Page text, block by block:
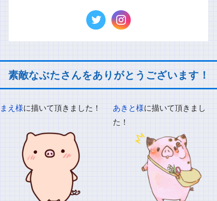
素敵なぶたさんをありがとうございます！
まえ様に描いて頂きました！ あきと様に描いて頂きまし
た！